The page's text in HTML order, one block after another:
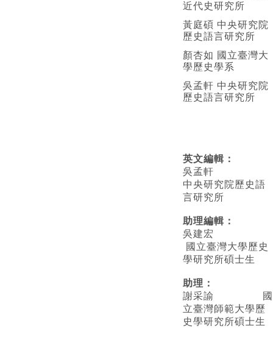
近代史研究所
黃庭碩 中央研究院
歷史語言研究所
顏杏如 國立臺灣大
學歷史學系
吳孟軒 中央研究院
歷史語言研究所
英文編輯 ：
吳孟軒
中央研究院歷史語
言研究所
助理編輯：
吳建宏
國立臺灣大學歷史
學研究所碩士生
助理：
謝采諭
國
立臺灣師範大學歷
史學研究所碩士生